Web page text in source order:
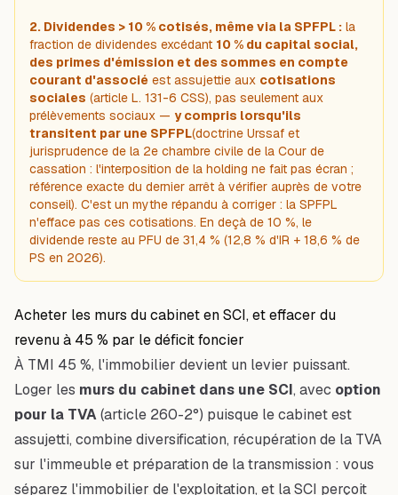
2. Dividendes > 10 % cotisés, même via la SPFPL : la
fraction de dividendes excédant 10 % du capital social,
des primes d'émission et des sommes en compte
courant d'associé est assujettie aux cotisations
sociales (article L. 131-6 CSS), pas seulement aux
prélèvements sociaux — y compris lorsqu'ils
transitent par une SPFPL(doctrine Urssaf et
jurisprudence de la 2e chambre civile de la Cour de
cassation : l'interposition de la holding ne fait pas écran ;
référence exacte du dernier arrêt à vérifier auprès de votre
conseil). C'est un mythe répandu à corriger : la SPFPL
n'efface pas ces cotisations. En deçà de 10 %, le
dividende reste au PFU de 31,4 % (12,8 % d'IR + 18,6 % de
PS en 2026).
Acheter les murs du cabinet en SCI, et effacer du
revenu à 45 % par le déficit foncier
À TMI 45 %, l'immobilier devient un levier puissant.
Loger les murs du cabinet dans une SCI, avec option
pour la TVA(article 260-2°) puisque le cabinet est
assujetti, combine diversification, récupération de la TVA
sur l'immeuble et préparation de la transmission : vous
séparez l'immobilier de l'exploitation, et la SCI perçoit